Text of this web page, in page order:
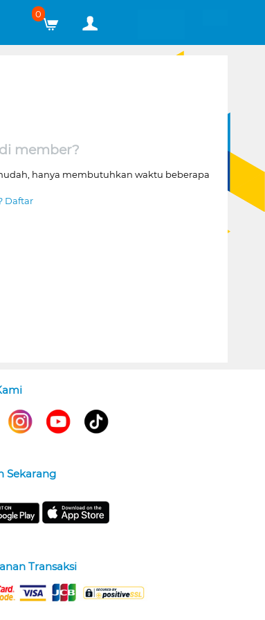
0
member?
hanya membutuhkan waktu beberapa
Daftar
Sekarang
Transaksi